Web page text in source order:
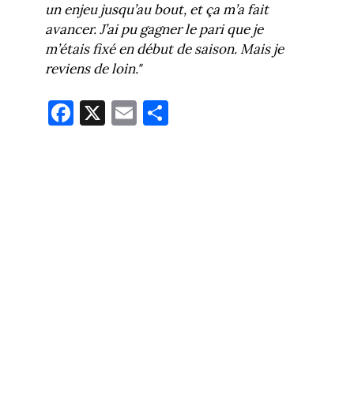
un enjeu jusqu’au bout, et ça m’a fait
avancer. J’ai pu gagner le pari que je
m’étais fixé en début de saison. Mais je
reviens de loin."
Fa
ce
X E
m
Pa
rt